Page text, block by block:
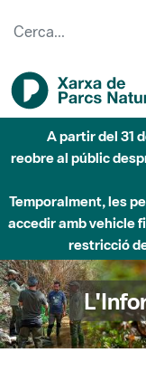
Fins al
Afectacions a la
obres de
L'informatiu
Notícia